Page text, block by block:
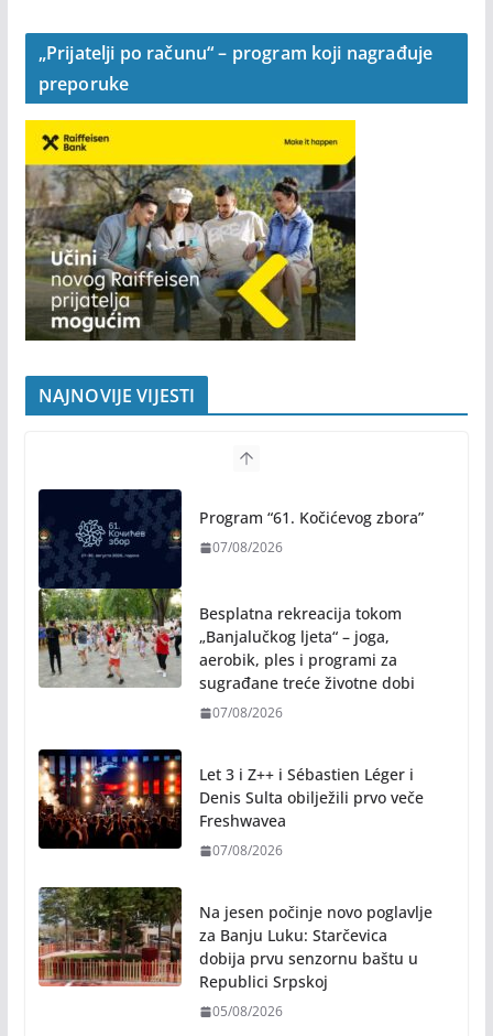
„Prijatelji po računu“ – program koji nagrađuje
preporuke
NAJNOVIJE VIJESTI
Program “61. Kočićevog zbora”
07/08/2026
Besplatna rekreacija tokom
„Banjalučkog ljeta“ – joga,
aerobik, ples i programi za
sugrađane treće životne dobi
07/08/2026
Let 3 i Z++ i Sébastien Léger i
Denis Sulta obilježili prvo veče
Freshwavea
07/08/2026
Na jesen počinje novo poglavlje
za Banju Luku: Starčevica
dobija prvu senzornu baštu u
Republici Srpskoj
05/08/2026